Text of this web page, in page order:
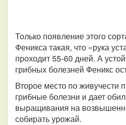
Только появление этого
Феникса такая, что «рука
проходит 55-60 дней. А
грибных болезней Феникс
Второе место по живучести
грибные болезни и дает
выращивания на
собирать урожай.